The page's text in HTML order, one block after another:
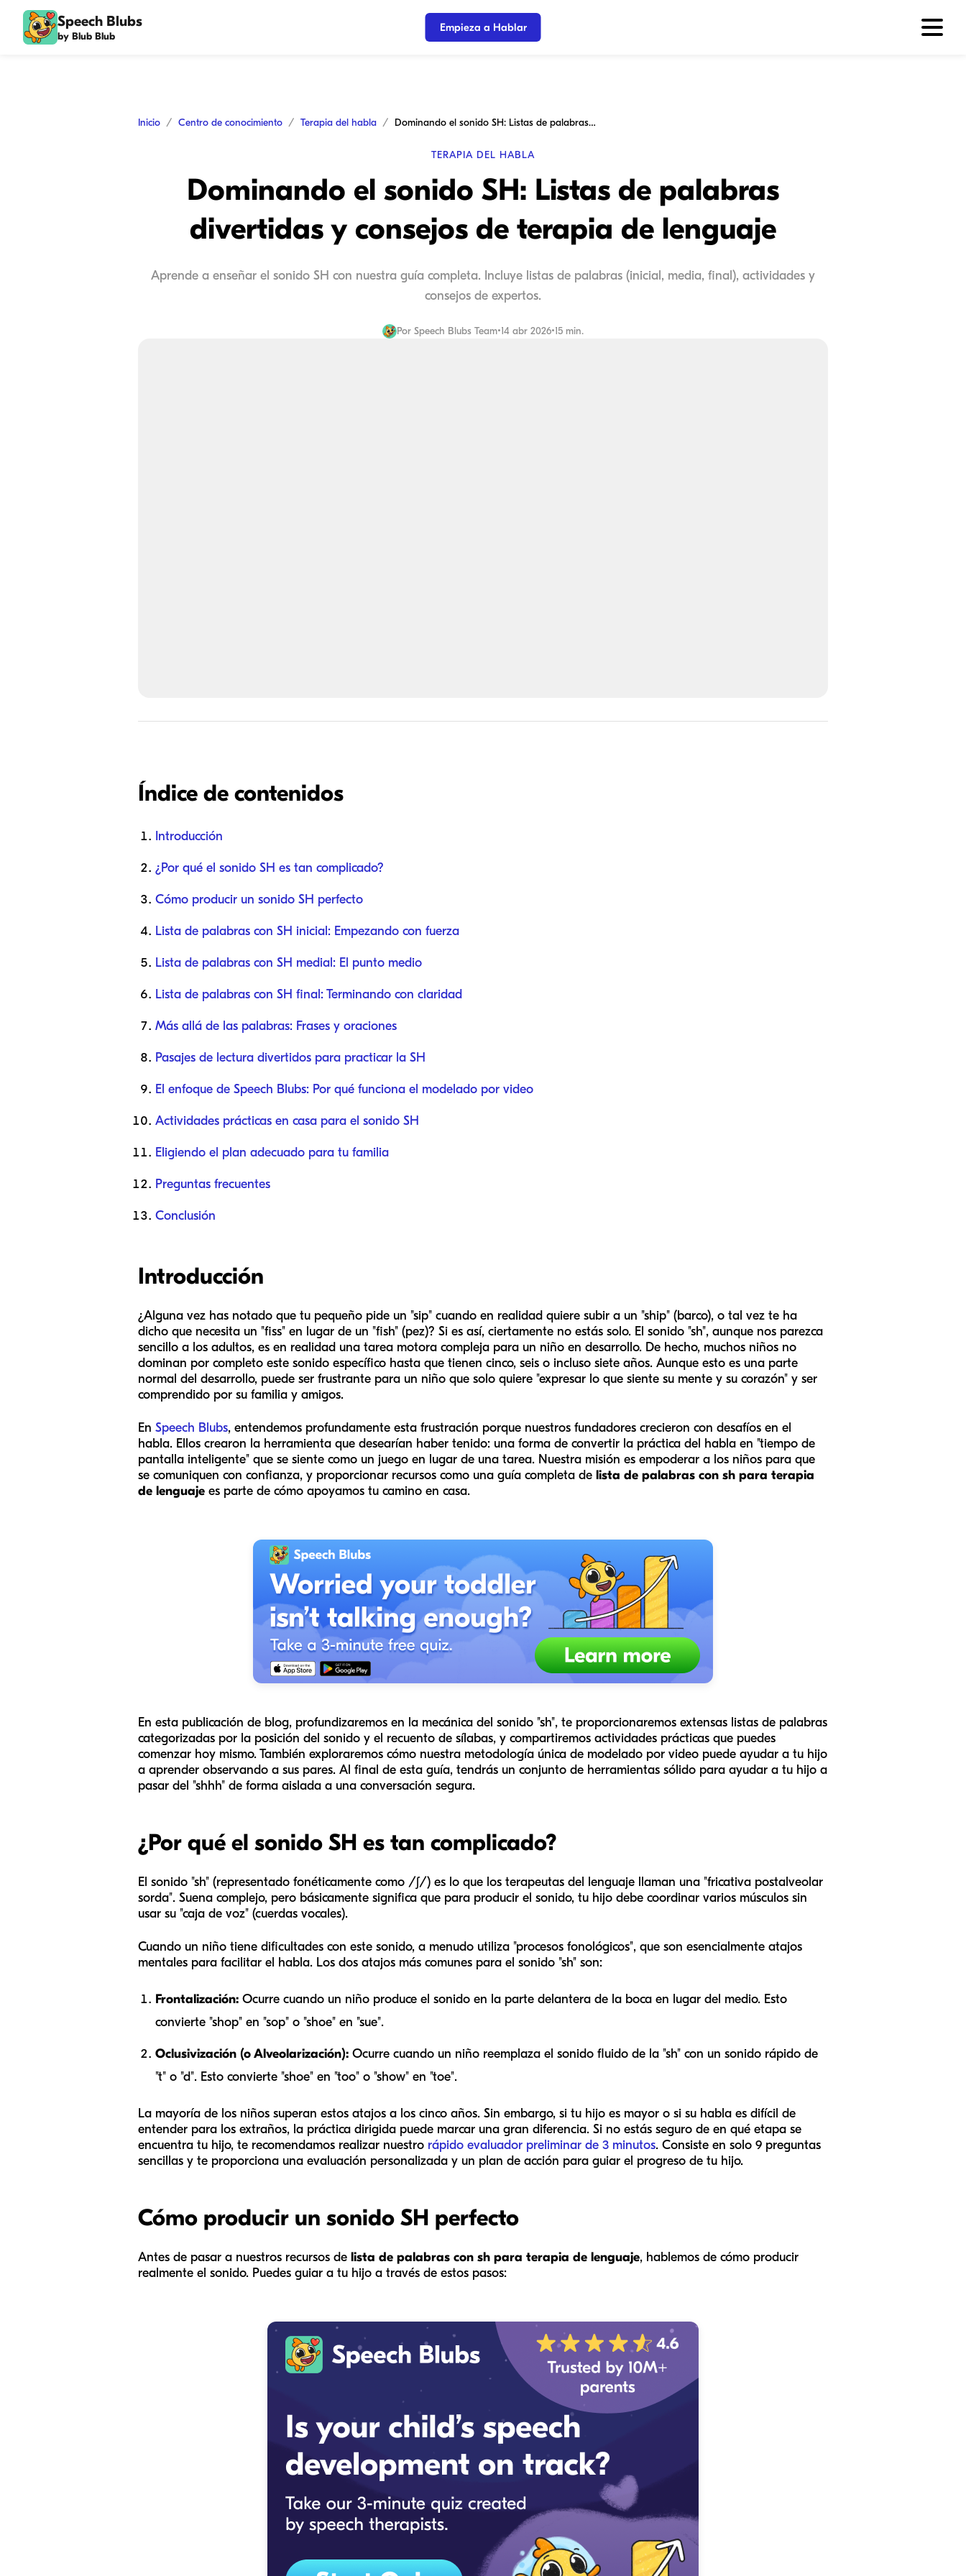
Speech Blubs
by Blub Blub
Empieza a Hablar
Inicio Centro de conocimiento Terapia del habla Dominando el sonido SH: Listas de palabras divertidas y consejos de terapia de lenguaje
TERAPIA DEL HABLA
Dominando el sonido SH: Listas de palabras
divertidas y consejos de terapia de lenguaje
Aprende a enseñar el sonido SH con nuestra guía completa. Incluye listas de palabras (inicial, media, final), actividades y
consejos de expertos.
Por Speech Blubs Team•14 abr 2026•15 min.
Índice de contenidos
Introducción
¿Por qué el sonido SH es tan complicado?
Cómo producir un sonido SH perfecto
Lista de palabras con SH inicial: Empezando con fuerza
Lista de palabras con SH medial: El punto medio
Lista de palabras con SH final: Terminando con claridad
Más allá de las palabras: Frases y oraciones
Pasajes de lectura divertidos para practicar la SH
El enfoque de Speech Blubs: Por qué funciona el modelado por video
Actividades prácticas en casa para el sonido SH
Eligiendo el plan adecuado para tu familia
Preguntas frecuentes
Conclusión
Introducción
¿Alguna vez has notado que tu pequeño pide un "sip" cuando en realidad quiere subir a un "ship" (barco), o tal vez te ha
dicho que necesita un "fiss" en lugar de un "fish" (pez)? Si es así, ciertamente no estás solo. El sonido "sh", aunque nos parezca
sencillo a los adultos, es en realidad una tarea motora compleja para un niño en desarrollo. De hecho, muchos niños no
dominan por completo este sonido específico hasta que tienen cinco, seis o incluso siete años. Aunque esto es una parte
normal del desarrollo, puede ser frustrante para un niño que solo quiere "expresar lo que siente su mente y su corazón" y ser
comprendido por su familia y amigos.
En Speech Blubs, entendemos profundamente esta frustración porque nuestros fundadores crecieron con desafíos en el
habla. Ellos crearon la herramienta que desearían haber tenido: una forma de convertir la práctica del habla en "tiempo de
pantalla inteligente" que se siente como un juego en lugar de una tarea. Nuestra misión es empoderar a los niños para que
se comuniquen con confianza, y proporcionar recursos como una guía completa de lista de palabras con sh para terapia
de lenguaje es parte de cómo apoyamos tu camino en casa.
En esta publicación de blog, profundizaremos en la mecánica del sonido "sh", te proporcionaremos extensas listas de palabras
categorizadas por la posición del sonido y el recuento de sílabas, y compartiremos actividades prácticas que puedes
comenzar hoy mismo. También exploraremos cómo nuestra metodología única de modelado por video puede ayudar a tu hijo
a aprender observando a sus pares. Al final de esta guía, tendrás un conjunto de herramientas sólido para ayudar a tu hijo a
pasar del "shhh" de forma aislada a una conversación segura.
¿Por qué el sonido SH es tan complicado?
El sonido "sh" (representado fonéticamente como /ʃ/) es lo que los terapeutas del lenguaje llaman una "fricativa postalveolar
sorda". Suena complejo, pero básicamente significa que para producir el sonido, tu hijo debe coordinar varios músculos sin
usar su "caja de voz" (cuerdas vocales).
Cuando un niño tiene dificultades con este sonido, a menudo utiliza "procesos fonológicos", que son esencialmente atajos
mentales para facilitar el habla. Los dos atajos más comunes para el sonido "sh" son:
Frontalización: Ocurre cuando un niño produce el sonido en la parte delantera de la boca en lugar del medio. Esto
convierte "shop" en "sop" o "shoe" en "sue".
Oclusivización (o Alveolarización): Ocurre cuando un niño reemplaza el sonido fluido de la "sh" con un sonido rápido de
"t" o "d". Esto convierte "shoe" en "too" o "show" en "toe".
La mayoría de los niños superan estos atajos a los cinco años. Sin embargo, si tu hijo es mayor o si su habla es difícil de
entender para los extraños, la práctica dirigida puede marcar una gran diferencia. Si no estás seguro de en qué etapa se
encuentra tu hijo, te recomendamos realizar nuestro rápido evaluador preliminar de 3 minutos. Consiste en solo 9 preguntas
sencillas y te proporciona una evaluación personalizada y un plan de acción para guiar el progreso de tu hijo.
Cómo producir un sonido SH perfecto
Antes de pasar a nuestros recursos de lista de palabras con sh para terapia de lenguaje, hablemos de cómo producir
realmente el sonido. Puedes guiar a tu hijo a través de estos pasos: